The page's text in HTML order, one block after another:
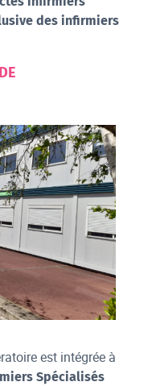
des infirmiers
est intégrée à
Spécialisés